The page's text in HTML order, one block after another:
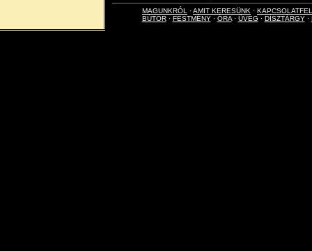
MAGUNKRÓL ·AMIT KERESÜNK ·
BÚTOR· FESTMÉNY· ÓRA· ÜVEG · DÍSZTÁRGY·